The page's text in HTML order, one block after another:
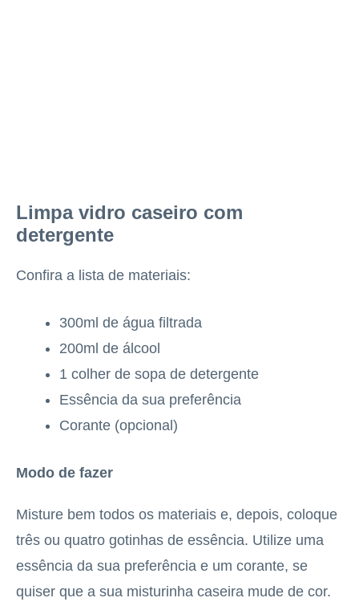
Limpa vidro caseiro com
detergente
Confira a lista de materiais:
300ml de água filtrada
200ml de álcool
1 colher de sopa de detergente
Essência da sua preferência
Corante (opcional)
Modo de fazer
Misture bem todos os materiais e, depois, coloque
três ou quatro gotinhas de essência. Utilize uma
essência da sua preferência e um corante, se
quiser que a sua misturinha caseira mude de cor.